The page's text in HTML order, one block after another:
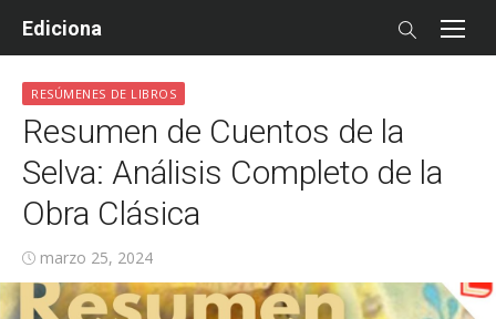
Ediciona
RESÚMENES DE LIBROS
Resumen de Cuentos de la
Selva: Análisis Completo de la
Obra Clásica
Posted
on
marzo 25, 2024